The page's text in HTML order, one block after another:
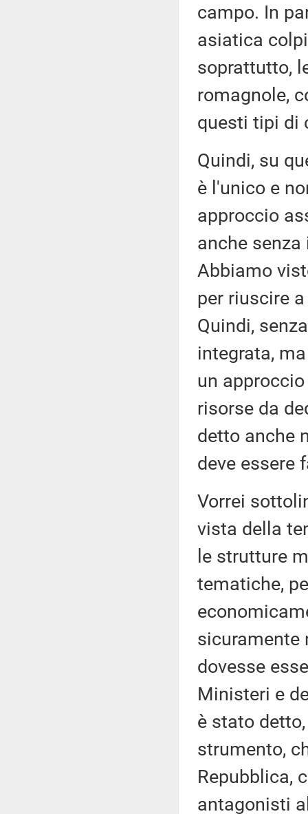
campo. In
asiatica
soprattutto,
romagnole,
questi tipi di
Quindi, su
è l'unico e
approccio
anche
Abbiamo
per riuscire
Quindi,
integrata,
un
risorse da
detto anche
deve essere
Vorrei
vista della
le strutture
tematiche,
sicuramente
dovesse
Ministeri e
è stato
strumento,
Repubblica,
antagonisti